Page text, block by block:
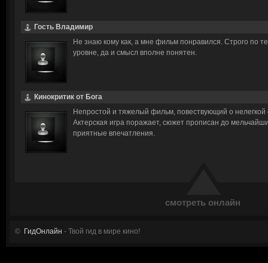
смотреть онлайн
Гость Владимир
Не знаю кому как, а мне фильм понравился. Строго по
уровне, да и смысл вполне понятен.
Кинокритик от Бога
Непростой и тяжелый фильм, повествующий о нелегкой
Актерская игра поражает, сюжет прописан до
приятные впечатления.
© ГидОнлайн - Твой гид в мире кино!